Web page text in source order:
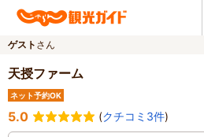
ゲスト さん
天授ファーム
ネット予約OK
5.0 (クチコミ3件)